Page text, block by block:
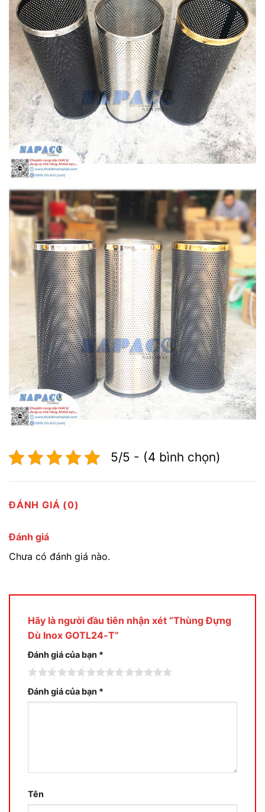
5/5 - (4 bình chọn)
ĐÁNH GIÁ (0)
Đánh giá
Chưa có đánh giá nào.
Hãy là người đầu tiên nhận xét “Thùng Đựng
Dù Inox GOTL24-T”
Đánh giá của bạn *
Đánh giá của bạn *
Tên